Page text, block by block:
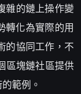
雜的鏈上操作變
轉化為實際的用
的協同工作，不
區塊鏈社區提供
範例。